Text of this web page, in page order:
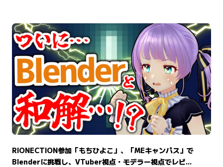
RIONECTION参加「もちひよこ」、「MEキャンパス」で
Blenderに挑戦し、VTuber視点・モデラー視点でレビ...